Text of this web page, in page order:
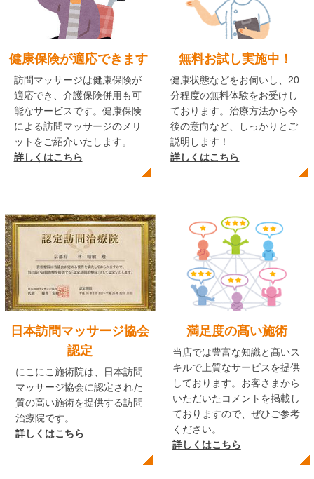
健康保険が適応できます
訪問マッサージは健康保険が
適応でき、介護保険併用も可
能なサービスです。健康保険
による訪問マッサージのメリ
ットをご紹介いたします。
詳しくはこちら
無料お試し実施中！
健康状態などをお伺いし、20
分程度の無料体験をお受けし
ております。治療方法から今
後の意向など、しっかりとご
説明します！
詳しくはこちら
日本訪問マッサージ協会
認定
にこにこ施術院は、日本訪問
マッサージ協会に認定された
質の高い施術を提供する訪問
治療院です。
詳しくはこちら
満足度の髙い施術
当店では豊富な知識と髙いス
キルで上質なサービスを提供
しております。お客さまから
いただいたコメントを掲載し
ておりますので、ぜひご参考
ください。
詳しくはこちら